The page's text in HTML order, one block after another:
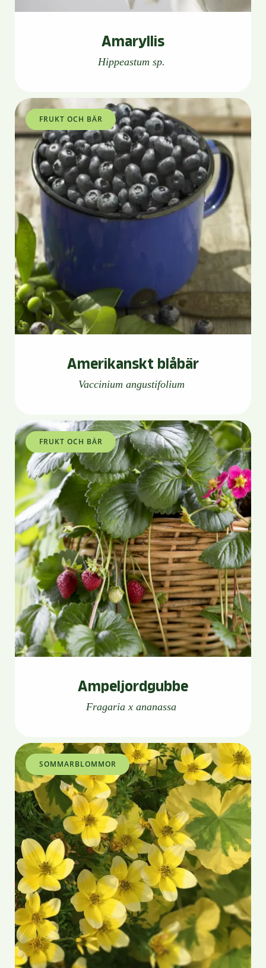
Amaryllis
Hippeastum sp.
Amerikanskt blåbär
Vaccinium angustifolium
FRUKT OCH BÄR
Ampeljordgubbe
Fragaria x ananassa
FRUKT OCH BÄR
SOMMARBLOMMOR